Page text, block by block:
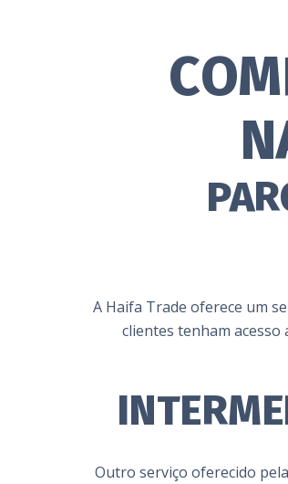
A Haifa Trade oferece um
clientes tenham
Outro serviço oferecido